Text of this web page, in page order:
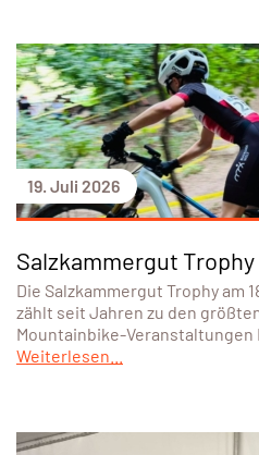
19. Juli 2026
Salzkammergut Trophy
Die Salzkammergut Trophy am
zählt seit Jahren zu den
Mountainbike-Veranstaltungen
Weiterlesen...